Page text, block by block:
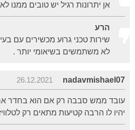
אן יתרונות רגיל יש טובים ממנו
הרע
שירות טכני גרוע מכשירים עם
לא משתמשים בשיאומי יותר .
nadavmishael07
26.12.2021
עובד ממש סבבה רק אם הוא בחדר
יהיו לו הרבה קטיעות מתאים רק